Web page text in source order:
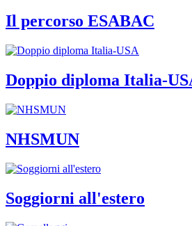
Il percorso ESABAC
Doppio diploma Italia-
NHSMUN
Soggiorni all'estero